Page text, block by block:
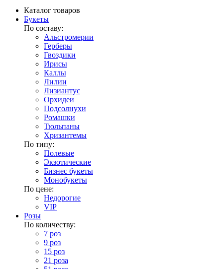
Каталог товаров
Букеты
По составу:
Альстромерии
Герберы
Гвоздики
Ирисы
Каллы
Лилии
Лизиантус
Орхидеи
Подсолнухи
Ромашки
Тюльпаны
Хризантемы
По типу:
Полевые
Экзотические
Бизнес букеты
Монобукеты
По цене:
Недорогие
VIP
Розы
По количеству:
7 роз
9 роз
15 роз
21 роза